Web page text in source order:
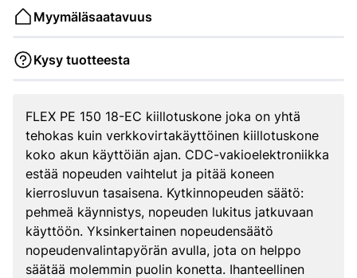
Myymäläsaatavuus
Kysy tuotteesta
FLEX PE 150 18-EC kiillotuskone joka on yhtä
tehokas kuin verkkovirtakäyttöinen kiillotuskone
koko akun käyttöiän ajan. CDC-vakioelektroniikka
estää nopeuden vaihtelut ja pitää koneen
kierrosluvun tasaisena. Kytkinnopeuden säätö:
pehmeä käynnistys, nopeuden lukitus jatkuvaan
käyttöön. Yksinkertainen nopeudensäätö
nopeudenvalintapyörän avulla, jota on helppo
säätää molemmin puolin konetta. Ihanteellinen